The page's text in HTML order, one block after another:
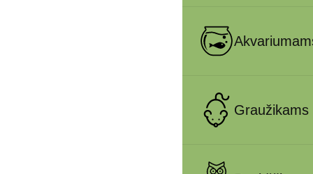
Graužikams